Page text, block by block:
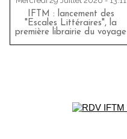
IFTM : lancement des
"Escales Littéraires", la
première librairie du voyage